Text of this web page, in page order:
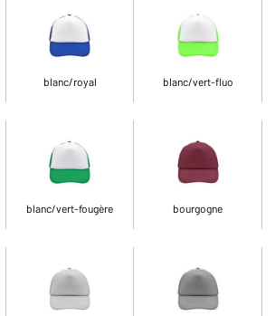
blanc/royal blanc/vert-fluo
blanc/vert-fougère bourgogne